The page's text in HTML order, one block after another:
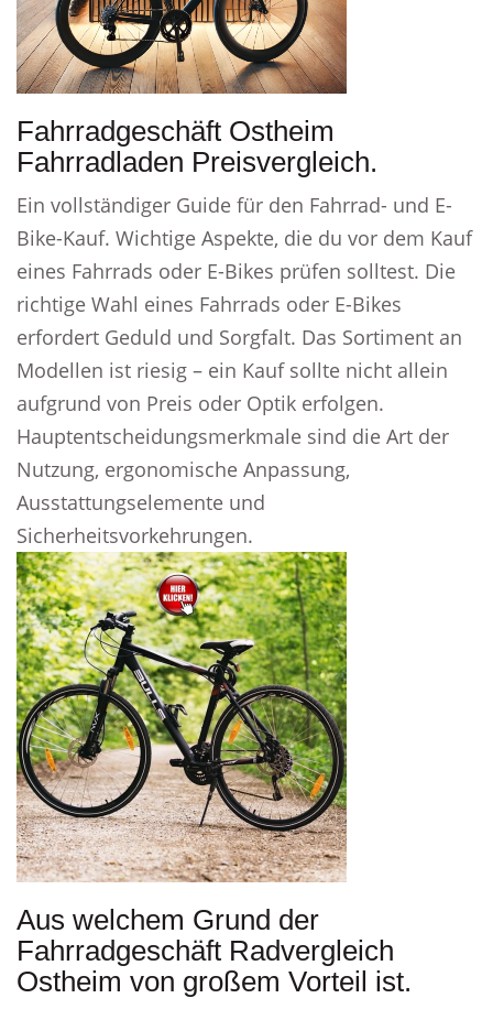
Fahrradgeschäft Ostheim
Fahrradladen Preisvergleich.
Ein vollständiger Guide für den Fahrrad- und E-
Bike-Kauf. Wichtige Aspekte, die du vor dem Kauf
eines Fahrrads oder E-Bikes prüfen solltest. Die
richtige Wahl eines Fahrrads oder E-Bikes
erfordert Geduld und Sorgfalt. Das Sortiment an
Modellen ist riesig – ein Kauf sollte nicht allein
aufgrund von Preis oder Optik erfolgen.
Hauptentscheidungsmerkmale sind die Art der
Nutzung, ergonomische Anpassung,
Ausstattungselemente und
Sicherheitsvorkehrungen.
Aus welchem Grund der
Fahrradgeschäft Radvergleich
Ostheim von großem Vorteil ist.